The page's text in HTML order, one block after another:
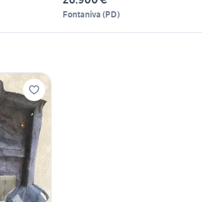
Fontaniva (PD)